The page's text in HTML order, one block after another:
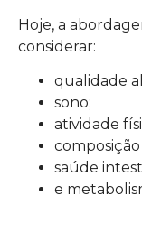
Hoje, a
considerar:
qualidade
sono;
atividade
saúde
e